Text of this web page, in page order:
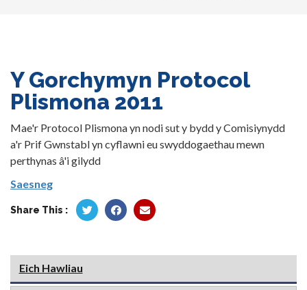
Y Gorchymyn Protocol
Plismona 2011
Mae'r Protocol Plismona yn nodi sut y bydd y Comisiynydd
a'r Prif Gwnstabl yn cyflawni eu swyddogaethau mewn
perthynas â'i gilydd
Saesneg
Share This :
Eich Hawliau